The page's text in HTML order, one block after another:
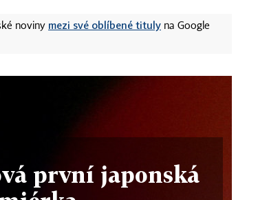
noviny mezi své oblíbené tituly na Google
první japonská